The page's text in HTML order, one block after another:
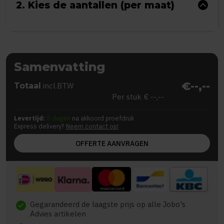
2. Kies de aantallen (per maat)
Samenvatting
Totaal incl.BTW €--,--
Per stuk € --,--
Levertijd: 5 dagen na akkoord proefdruk
Express delivery? Neem contact op!
OFFERTE AANVRAGEN
check Gegarandeerd de laagste prijs op alle Jobo's
Advies artikelen